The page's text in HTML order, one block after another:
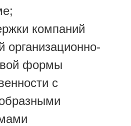
компаний
организационно-
формы
с